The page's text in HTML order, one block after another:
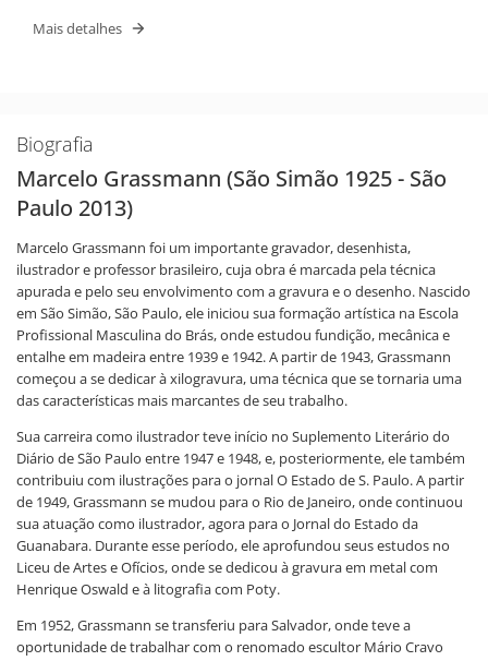
Mais detalhes
Biografia
Marcelo Grassmann (São Simão 1925 - São
Paulo 2013)
Marcelo Grassmann foi um importante gravador, desenhista,
ilustrador e professor brasileiro, cuja obra é marcada pela técnica
apurada e pelo seu envolvimento com a gravura e o desenho. Nascido
em São Simão, São Paulo, ele iniciou sua formação artística na Escola
Profissional Masculina do Brás, onde estudou fundição, mecânica e
entalhe em madeira entre 1939 e 1942. A partir de 1943, Grassmann
começou a se dedicar à xilogravura, uma técnica que se tornaria uma
das características mais marcantes de seu trabalho.
Sua carreira como ilustrador teve início no Suplemento Literário do
Diário de São Paulo entre 1947 e 1948, e, posteriormente, ele também
contribuiu com ilustrações para o jornal O Estado de S. Paulo. A partir
de 1949, Grassmann se mudou para o Rio de Janeiro, onde continuou
sua atuação como ilustrador, agora para o Jornal do Estado da
Guanabara. Durante esse período, ele aprofundou seus estudos no
Liceu de Artes e Ofícios, onde se dedicou à gravura em metal com
Henrique Oswald e à litografia com Poty.
Em 1952, Grassmann se transferiu para Salvador, onde teve a
oportunidade de trabalhar com o renomado escultor Mário Cravo